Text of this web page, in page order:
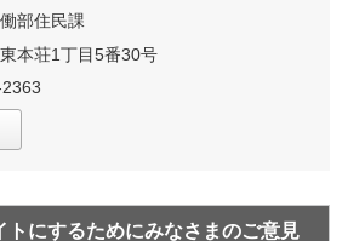
部住民課
本荘1丁目5番30号
トにするためにみなさまのご意見